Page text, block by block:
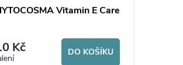
Vitamin E Care
Kč DO KOŠÍKU